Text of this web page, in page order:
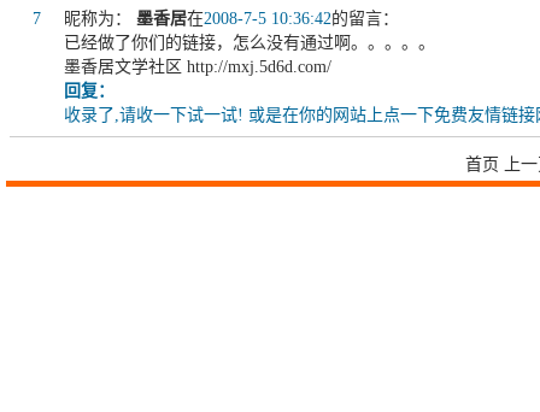
7 昵称为： 墨香居在2008-7-5 10:36:42的留言：
已经做了你们的链接，怎么没有通过啊。。。。。
墨香居文学社区 http://mxj.5d6d.com/
回复：
收录了,请收一下试一试! 或是在你的网站上点一下免费友情链
首页 上